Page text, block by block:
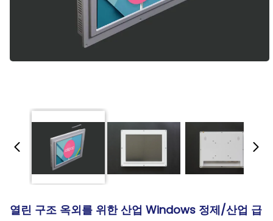
열린 구조 옥외를 위한 산업 Windows 정제/산업 급